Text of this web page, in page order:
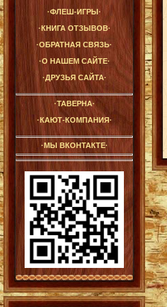
·ФЛЕШ-ИГРЫ·
·КНИГА ОТЗЫВОВ·
·ОБРАТНАЯ СВЯЗЬ·
·О НАШЕМ САЙТЕ·
·ДРУЗЬЯ САЙТА·
·ТАВЕРНА·
·КАЮТ-КОМПАНИЯ·
·МЫ ВКОНТАКТЕ·